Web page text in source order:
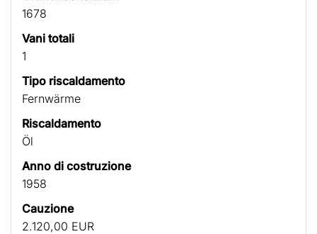
1678
Vani totali
1
Tipo riscaldamento
Fernwärme
Riscaldamento
Öl
Anno di costruzione
1958
Cauzione
2.120,00 EUR